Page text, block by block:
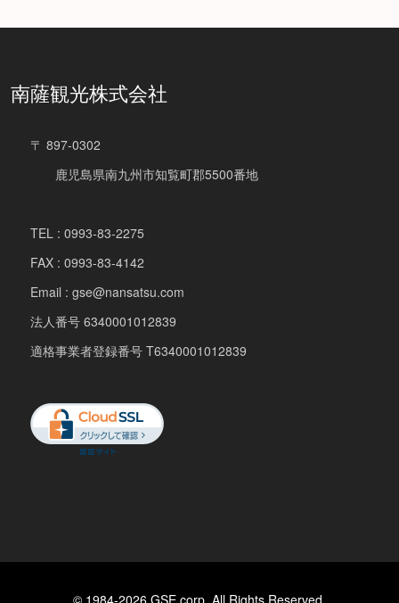
南薩観光株式会社
〒 897-0302
鹿児島県南九州市知覧町郡5500番地
TEL : 0993-83-2275
FAX : 0993-83-4142
Email : gse@nansatsu.com
法人番号 6340001012839
適格事業者登録番号 T6340001012839